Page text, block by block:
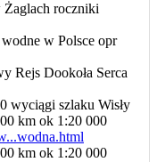
Żaglach roczniki
w Polsce opr
Rejs Dookoła Serca
wyciągi szlaku Wisły
km ok 1:20 000
km ok 1:20 000